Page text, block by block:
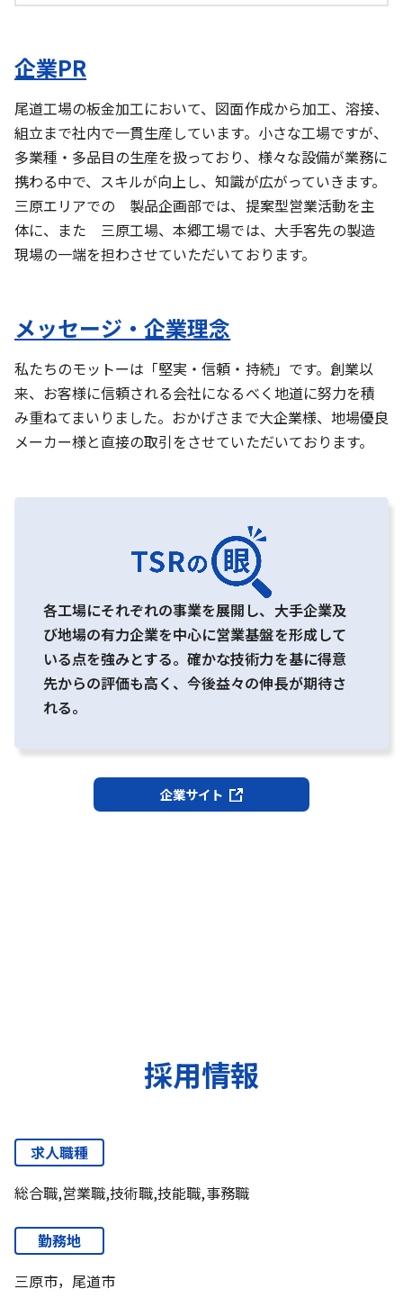
企業PR
尾道工場の板金加工において、図面作成から加工、溶接、
組立まで社内で一貫生産しています。小さな工場ですが、
多業種・多品目の生産を扱っており、様々な設備が業務に
携わる中で、スキルが向上し、知識が広がっていきます。
三原エリアでの 製品企画部では、提案型営業活動を主
体に、また 三原工場、本郷工場では、大手客先の製造
現場の一端を担わさせていただいております。
メッセージ・企業理念
私たちのモットーは「堅実・信頼・持続」です。創業以
来、お客様に信頼される会社になるべく地道に努力を積
み重ねてまいりました。おかげさまで大企業様、地場優良
メーカー様と直接の取引をさせていただいております。
各工場にそれぞれの事業を展開し、大手企業及
び地場の有力企業を中心に営業基盤を形成して
いる点を強みとする。確かな技術力を基に得意
先からの評価も高く、今後益々の伸長が期待さ
れる。
企業サイト
採用情報
求人職種
総合職,営業職,技術職,技能職,事務職
勤務地
三原市，尾道市